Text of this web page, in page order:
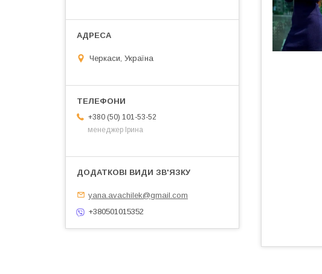
Черкаси, Україна
+380 (50) 101-53-52
менеджер Ірина
yana.avachilek@gmail.com
+380501015352